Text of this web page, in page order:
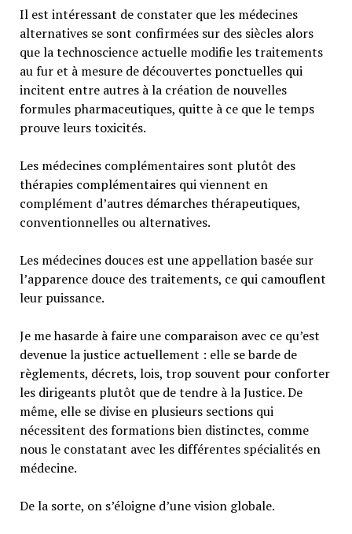
Il est intéressant de constater que les médecines
alternatives se sont confirmées sur des siècles alors
que la technoscience actuelle modifie les traitements
au fur et à mesure de découvertes ponctuelles qui
incitent entre autres à la création de nouvelles
formules pharmaceutiques, quitte à ce que le temps
prouve leurs toxicités.
Les médecines complémentaires sont plutôt des
thérapies complémentaires qui viennent en
complément d’autres démarches thérapeutiques,
conventionnelles ou alternatives.
Les médecines douces est une appellation basée sur
l’apparence douce des traitements, ce qui camouflent
leur puissance.
Je me hasarde à faire une comparaison avec ce qu’est
devenue la justice actuellement : elle se barde de
règlements, décrets, lois, trop souvent pour conforter
les dirigeants plutôt que de tendre à la Justice. De
même, elle se divise en plusieurs sections qui
nécessitent des formations bien distinctes, comme
nous le constatant avec les différentes spécialités en
médecine.
De la sorte, on s’éloigne d’une vision globale.